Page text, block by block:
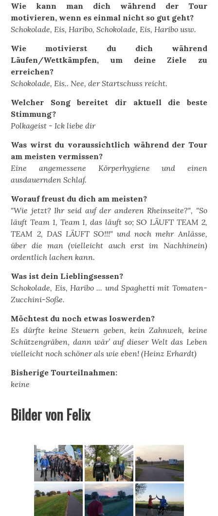
Wie kann man dich während der Tour
motivieren, wenn es einmal nicht so gut geht?
Schokolade, Eis, Haribo, Schokolade, Eis, Haribo usw.
Wie motivierst du dich während
Läufen/Wettkämpfen, um deine Ziele zu
erreichen?
Schokolade, Eis.. Nee, der Startschuss reicht.
Welcher Song bereitet dir aktuell die beste
Stimmung?
Polkageist - Ick liebe dir
Was wirst du voraussichtlich während der Tour
am meisten vermissen?
Eine angemessene Körperhygiene und einen
ausdauernden Schlaf.
Worauf freust du dich am meisten?
"Wie jetzt? Ihr seid auf der anderen Rheinseite?", "So
läuft Team 1, Team 1, das läuft so; SO LÄUFT TEAM 2,
TEAM 2, DAS LÄUFT SO!!!" und noch mehr Anlässe,
über die man (vielleicht auch erst im Nachhinein)
ordentlich lachen kann.
Was ist dein Lieblingsessen?
Schokolade, Eis, Haribo ... und Spaghetti mit Tomaten-
Zucchini-Soße.
Möchtest du noch etwas loswerden?
Es dürfte keine Steuern geben, kein Zahnweh, keine
Schützengräben, dann wär’ auf dieser Welt das Leben
vielleicht noch schöner als wie eben! (Heinz Erhardt)
Bisherige Tourteilnahmen:
keine
Bilder von Felix